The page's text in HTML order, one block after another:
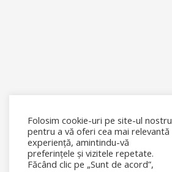
Folosim cookie-uri pe site-ul nostru
pentru a vă oferi cea mai relevantă
experiență, amintindu-vă
preferințele și vizitele repetate.
Făcând clic pe „Sunt de acord”,